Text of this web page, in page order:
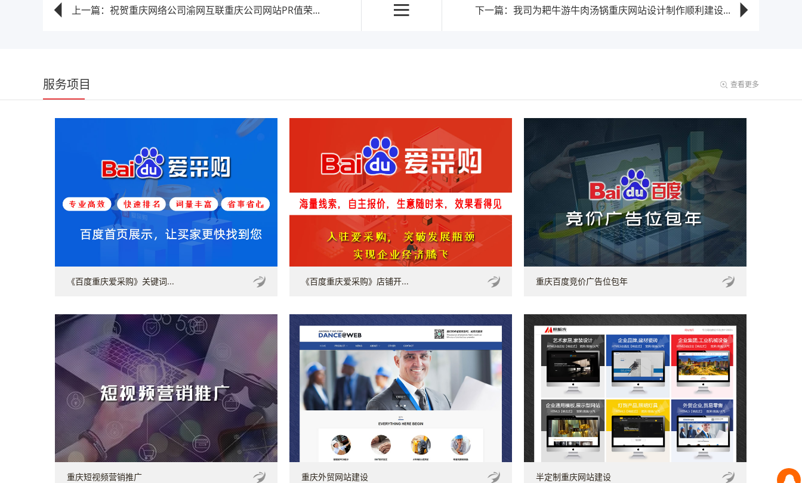
上一篇：祝贺重庆网络公司渝网互联重庆公司网站PR值荣... 下一篇：我司为耙牛游牛肉汤锅重庆网站设计制作顺利建设...
服务项目 查看更多
《百度重庆爱采购》关键词... 《百度重庆爱采购》店铺开... 重庆百度竞价广告位包年
重庆短视频营销推广 重庆外贸网站建设 半定制重庆网站建设